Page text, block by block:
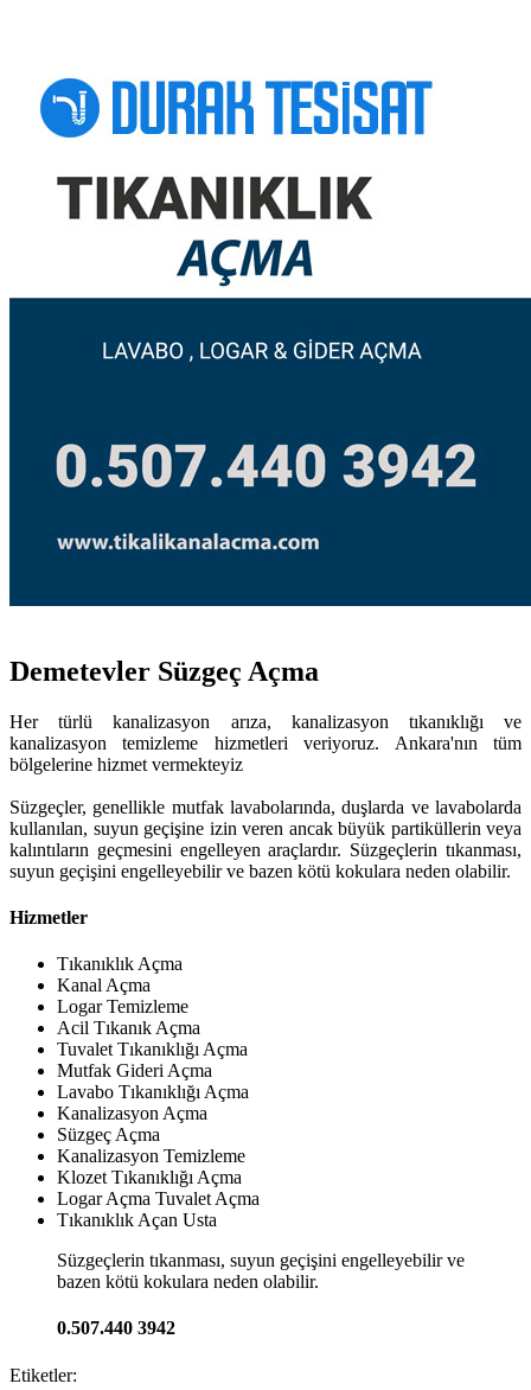
Demetevler Süzgeç Açma
Her türlü kanalizasyon arıza, kanalizasyon tıkanıklığı ve
kanalizasyon temizleme hizmetleri veriyoruz. Ankara'nın tüm
bölgelerine hizmet vermekteyiz
Süzgeçler, genellikle mutfak lavabolarında, duşlarda ve lavabolarda
kullanılan, suyun geçişine izin veren ancak büyük partiküllerin veya
kalıntıların geçmesini engelleyen araçlardır. Süzgeçlerin tıkanması,
suyun geçişini engelleyebilir ve bazen kötü kokulara neden olabilir.
Hizmetler
Tıkanıklık Açma
Kanal Açma
Logar Temizleme
Acil Tıkanık Açma
Tuvalet Tıkanıklığı Açma
Mutfak Gideri Açma
Lavabo Tıkanıklığı Açma
Kanalizasyon Açma
Süzgeç Açma
Kanalizasyon Temizleme
Klozet Tıkanıklığı Açma
Logar Açma Tuvalet Açma
Tıkanıklık Açan Usta
Süzgeçlerin tıkanması, suyun geçişini engelleyebilir ve
bazen kötü kokulara neden olabilir.
0.507.440 3942
Etiketler: